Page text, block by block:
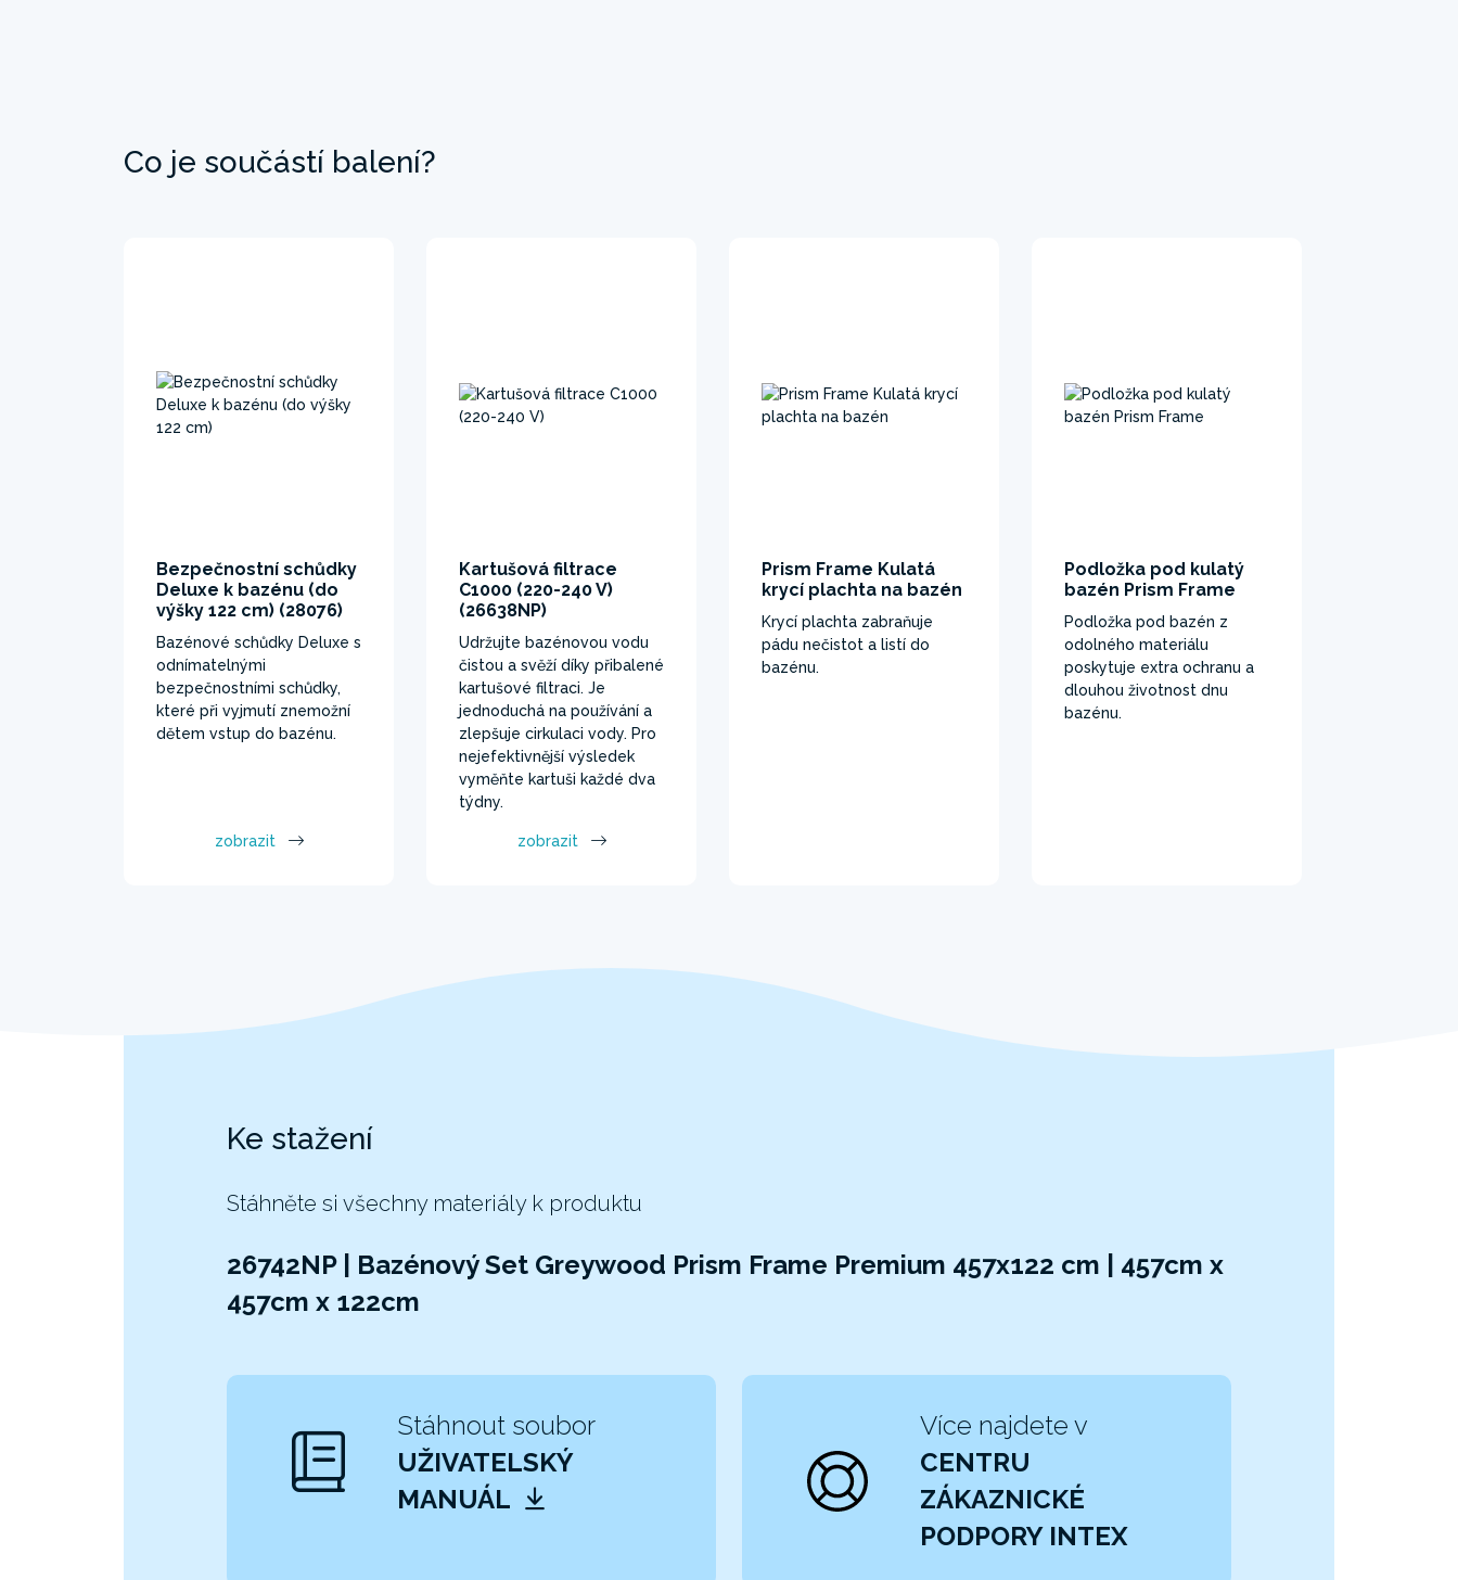
Co je součástí balení?
Bezpečnostní schůdky
Deluxe k bazénu (do
výšky 122 cm) (28076)
Bazénové schůdky Deluxe s
odnímatelnými
bezpečnostními schůdky,
které při vyjmutí znemožní
dětem vstup do bazénu.
zobrazit
Kartušová filtrace
C1000 (220-240 V)
(26638NP)
Udržujte bazénovou vodu
čistou a svěží díky přibalené
kartušové filtraci. Je
jednoduchá na používání a
zlepšuje cirkulaci vody. Pro
nejefektivnější výsledek
vyměňte kartuši každé dva
týdny.
zobrazit
Prism Frame Kulatá
krycí plachta na bazén
Krycí plachta zabraňuje
pádu nečistot a listí do
bazénu.
Podložka pod kulatý
bazén Prism Frame
Podložka pod bazén z
odolného materiálu
poskytuje extra ochranu a
dlouhou životnost dnu
bazénu.
Ke stažení
Stáhněte si všechny materiály k produktu
26742NP | Bazénový Set Greywood Prism Frame Premium 457x122 cm | 457cm x
457cm x 122cm
Stáhnout soubor
UŽIVATELSKÝ
MANUÁL
Více najdete v
CENTRU
ZÁKAZNICKÉ
PODPORY INTEX